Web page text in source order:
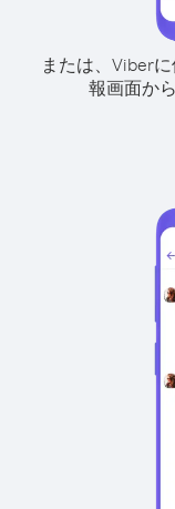
または、Viber
報画面か